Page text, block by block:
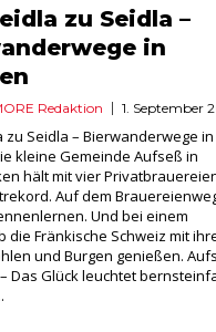
zu Seidla –
in
Redaktion 1. September
zu Seidla – Bierwanderwege in
kleine Gemeinde Aufseß in
hält mit vier
Auf dem
Und bei einem
die Fränkische Schweiz mit
und Burgen genießen.
Das Glück leuchtet